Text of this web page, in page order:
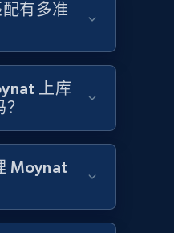
Initial
Reviews count, and
立即开始
有多准
上库
Moynat